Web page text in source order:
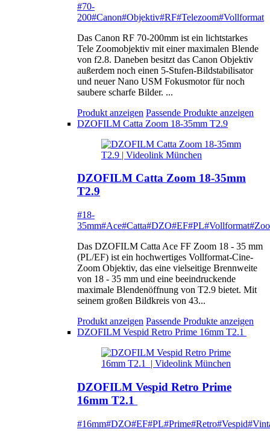
#70-
200#Canon#Objektiv#RF#Telezoom#Vollformat
Das Canon RF 70-200mm ist ein lichtstarkes
Tele Zoomobjektiv mit einer maximalen Blende
von f2.8. Daneben besitzt das Canon Objektiv
außerdem noch einen 5-Stufen-Bildstabilisator
und neuer Nano USM Fokusmotor für noch
saubere scharfe Bilder. ...
Produkt anzeigen Passende Produkte anzeigen
DZOFILM Catta Zoom 18-35mm T2.9
DZOFILM Catta Zoom 18-35mm
T2.9
#18-
35mm#Ace#Catta#DZO#EF#PL#Vollformat
Das DZOFILM Catta Ace FF Zoom 18 - 35 mm
(PL/EF) ist ein hochwertiges Vollformat-Cine-
Zoom Objektiv, das eine vielseitige Brennweite
von 18 - 35 mm und eine beeindruckende
maximale Blendenöffnung von T2.9 bietet. Mit
seinem großen Bildkreis von 43...
Produkt anzeigen Passende Produkte anzeigen
DZOFILM Vespid Retro Prime 16mm T2.1
DZOFILM Vespid Retro Prime
16mm T2.1
#16mm#DZO#EF#PL#Prime#Retro#Vespid